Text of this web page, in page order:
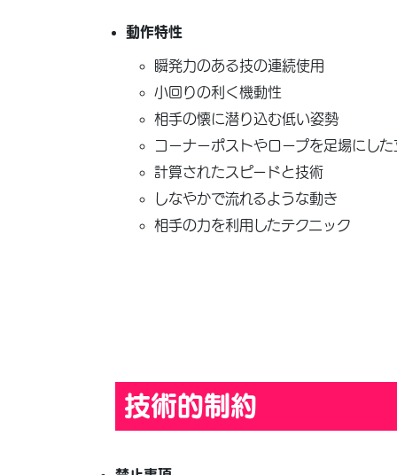
動作特性
瞬発力のある技の連続使用
小回りの利く機動性
相手の懐に潜り込む低い姿勢
コーナーポストやロープを足場にし
計算されたスピードと技術
しなやかで流れるような動き
相手の力を利用したテクニック
技術的制約